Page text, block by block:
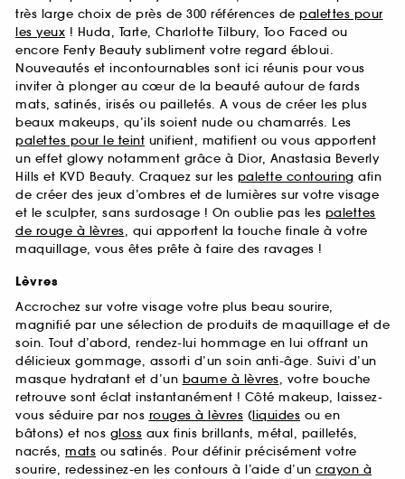
très large choix de près de 300 références de palettes pour
les yeux ! Huda, Tarte, Charlotte Tilbury, Too Faced ou
encore Fenty Beauty subliment votre regard ébloui.
Nouveautés et incontournables sont ici réunis pour vous
inviter à plonger au cœur de la beauté autour de fards
mats, satinés, irisés ou pailletés. A vous de créer les plus
beaux makeups, qu’ils soient nude ou chamarrés. Les
palettes pour le teint unifient, matifient ou vous apportent
un effet glowy notamment grâce à Dior, Anastasia Beverly
Hills et KVD Beauty. Craquez sur les palette contouring afin
de créer des jeux d’ombres et de lumières sur votre visage
et le sculpter, sans surdosage ! On oublie pas les palettes
de rouge à lèvres, qui apportent la touche finale à votre
maquillage, vous êtes prête à faire des ravages !
Lèvres
Accrochez sur votre visage votre plus beau sourire,
magnifié par une sélection de produits de maquillage et de
soin. Tout d’abord, rendez-lui hommage en lui offrant un
délicieux gommage, assorti d’un soin anti-âge. Suivi d’un
masque hydratant et d’un baume à lèvres, votre bouche
retrouve sont éclat instantanément ! Côté makeup, laissez-
vous séduire par nos rouges à lèvres (liquides ou en
bâtons) et nos gloss aux finis brillants, métal, pailletés,
nacrés, mats ou satinés. Pour définir précisément votre
sourire, redessinez-en les contours à l’aide d’un crayon à